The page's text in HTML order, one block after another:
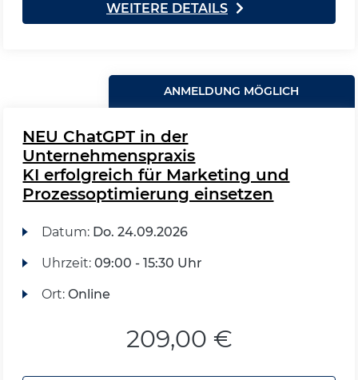
WEITERE DETAILS
ANMELDUNG MÖGLICH
NEU ChatGPT in der
Unternehmenspraxis
KI erfolgreich für Marketing und
Prozessoptimierung einsetzen
Datum: Do. 24.09.2026
Uhrzeit: 09:00 - 15:30 Uhr
Ort: Online
209,00 €